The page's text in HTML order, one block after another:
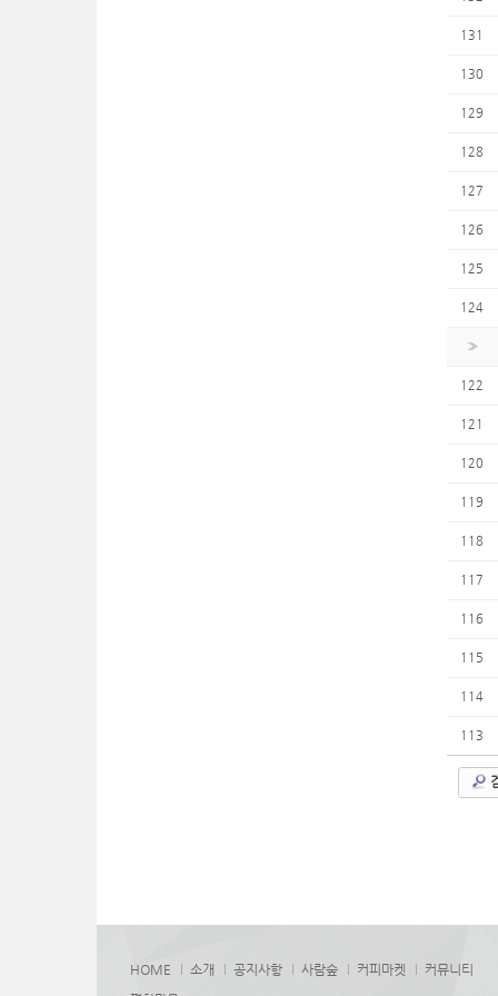
131
130
129
128
127
126
125
124
»
122
121
120
119
118
117
116
115
114
113
HOME 소개 공지사항 사람숲 커피마켓
커뮤니티